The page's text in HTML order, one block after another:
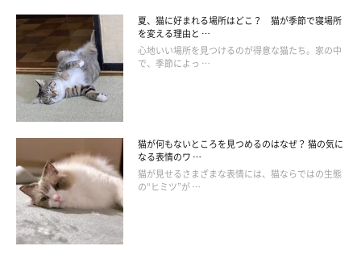
の3大「しない」対策をしっかり行い、寒い冬を元気に乗り切り
ましょう。
お話を伺った先生／小林清佳先生（モノカどうぶつ病院院長）
参考／「ねこのきもち」2022年12月号『猫は寒さが苦手だか
ら…冬の暮らしにまつわる相談、専門家がずばり回答！』
文／寺井さとこ
※写真はスマホアプリ「いぬ・ねこのきもち」で投稿されたもの
です。
※記事と写真に関連性がない場合もあります。
夏、猫に好まれる場所はどこ？ 猫が季節で寝場所
を変える理由と …
心地いい場所を見つけるのが得意な猫たち。家の中
で、季節によっ …
猫が何もないところを見つめるのはなぜ？ 猫の気に
なる表情のワ …
猫が見せるさまざまな表情には、猫ならではの生態
の“ヒミツ”が …